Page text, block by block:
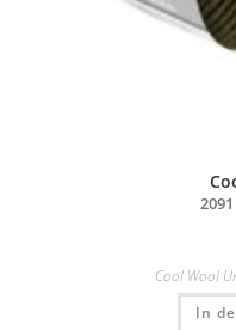
Cool Wool
In